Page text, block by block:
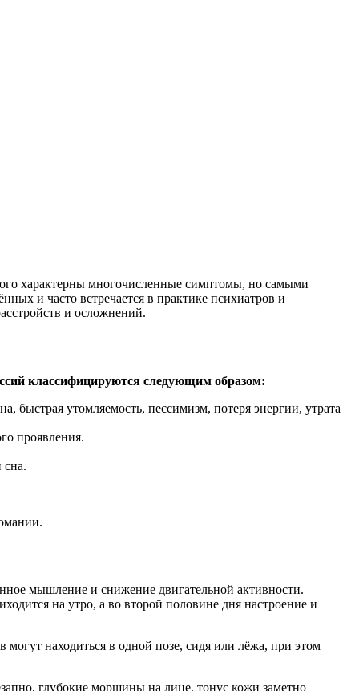
характерны многочисленные симптомы, но самыми
и часто встречается в практике психиатров и
и осложнений.
классифицируются следующим образом:
утомляемость, пессимизм, потеря энергии, утрата
проявления.
сна.
мышление и снижение двигательной активности.
на утро, а во второй половине дня настроение и
находиться в одной позе, сидя или лёжа, при этом
глубокие морщины на лице, тонус кожи заметно